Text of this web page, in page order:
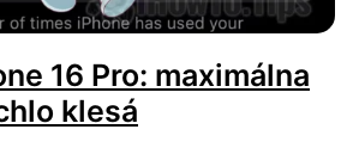
16 Pro: maximálna
klesá